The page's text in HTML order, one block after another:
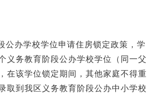
公办学校学位申请住房锁定政策，学
义务教育阶段公办学校学位（同一父
在该学位锁定期间，其他家庭不得重
取到我区义务教育阶段公办中小学校